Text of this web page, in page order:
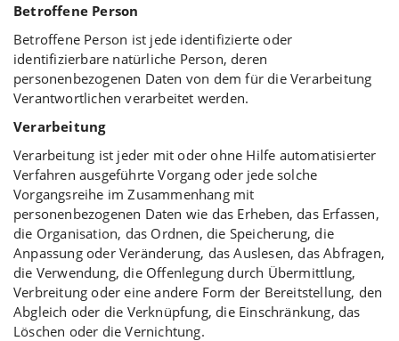
Betroffene Person
Betroffene Person ist jede identifizierte oder
identifizierbare natürliche Person, deren
personenbezogenen Daten von dem für die Verarbeitung
Verantwortlichen verarbeitet werden.
Verarbeitung
Verarbeitung ist jeder mit oder ohne Hilfe automatisierter
Verfahren ausgeführte Vorgang oder jede solche
Vorgangsreihe im Zusammenhang mit
personenbezogenen Daten wie das Erheben, das Erfassen,
die Organisation, das Ordnen, die Speicherung, die
Anpassung oder Veränderung, das Auslesen, das Abfragen,
die Verwendung, die Offenlegung durch Übermittlung,
Verbreitung oder eine andere Form der Bereitstellung, den
Abgleich oder die Verknüpfung, die Einschränkung, das
Löschen oder die Vernichtung.